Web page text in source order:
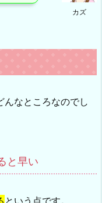
カズ
んなところなのでし
と早い
という点です。